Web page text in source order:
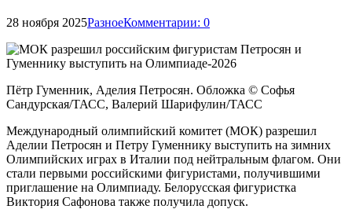
28 ноября 2025РазноеКомментарии: 0
Пётр Гуменник, Аделия Петросян. Обложка © Софья
Сандурская/ТАСС, Валерий Шарифулин/ТАСС
Международный олимпийский комитет (МОК) разрешил
Аделии Петросян и Петру Гуменнику выступить на зимних
Олимпийских играх в Италии под нейтральным флагом. Они
стали первыми российскими фигуристами, получившими
приглашение на Олимпиаду. Белорусская фигуристка
Виктория Сафонова также получила допуск.